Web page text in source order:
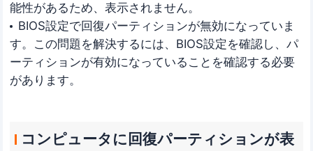
能性があるため、表示されません。
BIOS設定で回復パーティションが無効になっていま
す。この問題を解決するには、BIOS設定を確認し、パ
ーティションが有効になっていることを確認する必要
があります。
コンピュータに回復パーティションが表